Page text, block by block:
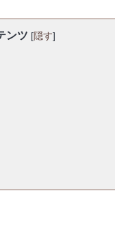
ンツ [隠す]